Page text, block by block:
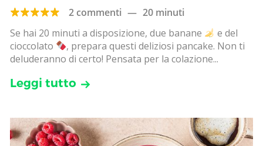
2 commenti — 20 minuti
Se hai 20 minuti a disposizione, due banane
e del
cioccolato
, prepara questi deliziosi pancake. Non ti
deluderanno di certo! Pensata per la colazione...
Leggi tutto